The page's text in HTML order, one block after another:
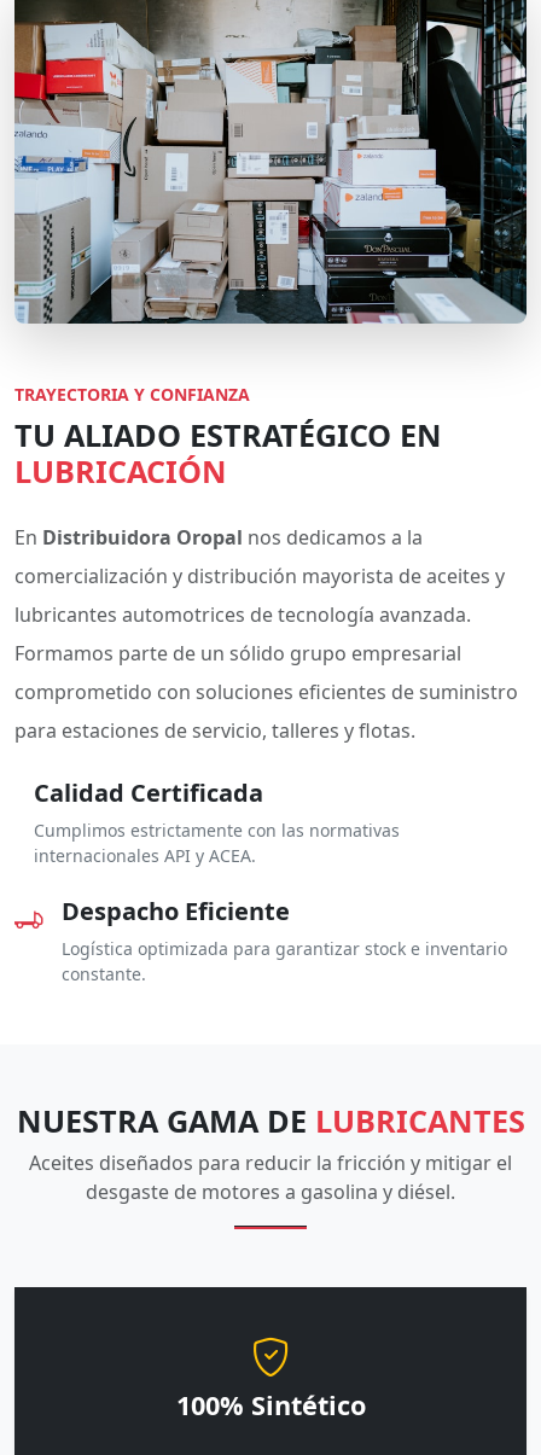
TRAYECTORIA Y CONFIANZA
TU ALIADO ESTRATÉGICO EN
LUBRICACIÓN
En Distribuidora Oropal nos dedicamos a la
comercialización y distribución mayorista de aceites y
lubricantes automotrices de tecnología avanzada.
Formamos parte de un sólido grupo empresarial
comprometido con soluciones eficientes de suministro
para estaciones de servicio, talleres y flotas.
Calidad Certificada
Cumplimos estrictamente con las normativas
internacionales API y ACEA.
Despacho Eficiente
Logística optimizada para garantizar stock e inventario
constante.
NUESTRA GAMA DE LUBRICANTES
Aceites diseñados para reducir la fricción y mitigar el
desgaste de motores a gasolina y diésel.
100% Sintético